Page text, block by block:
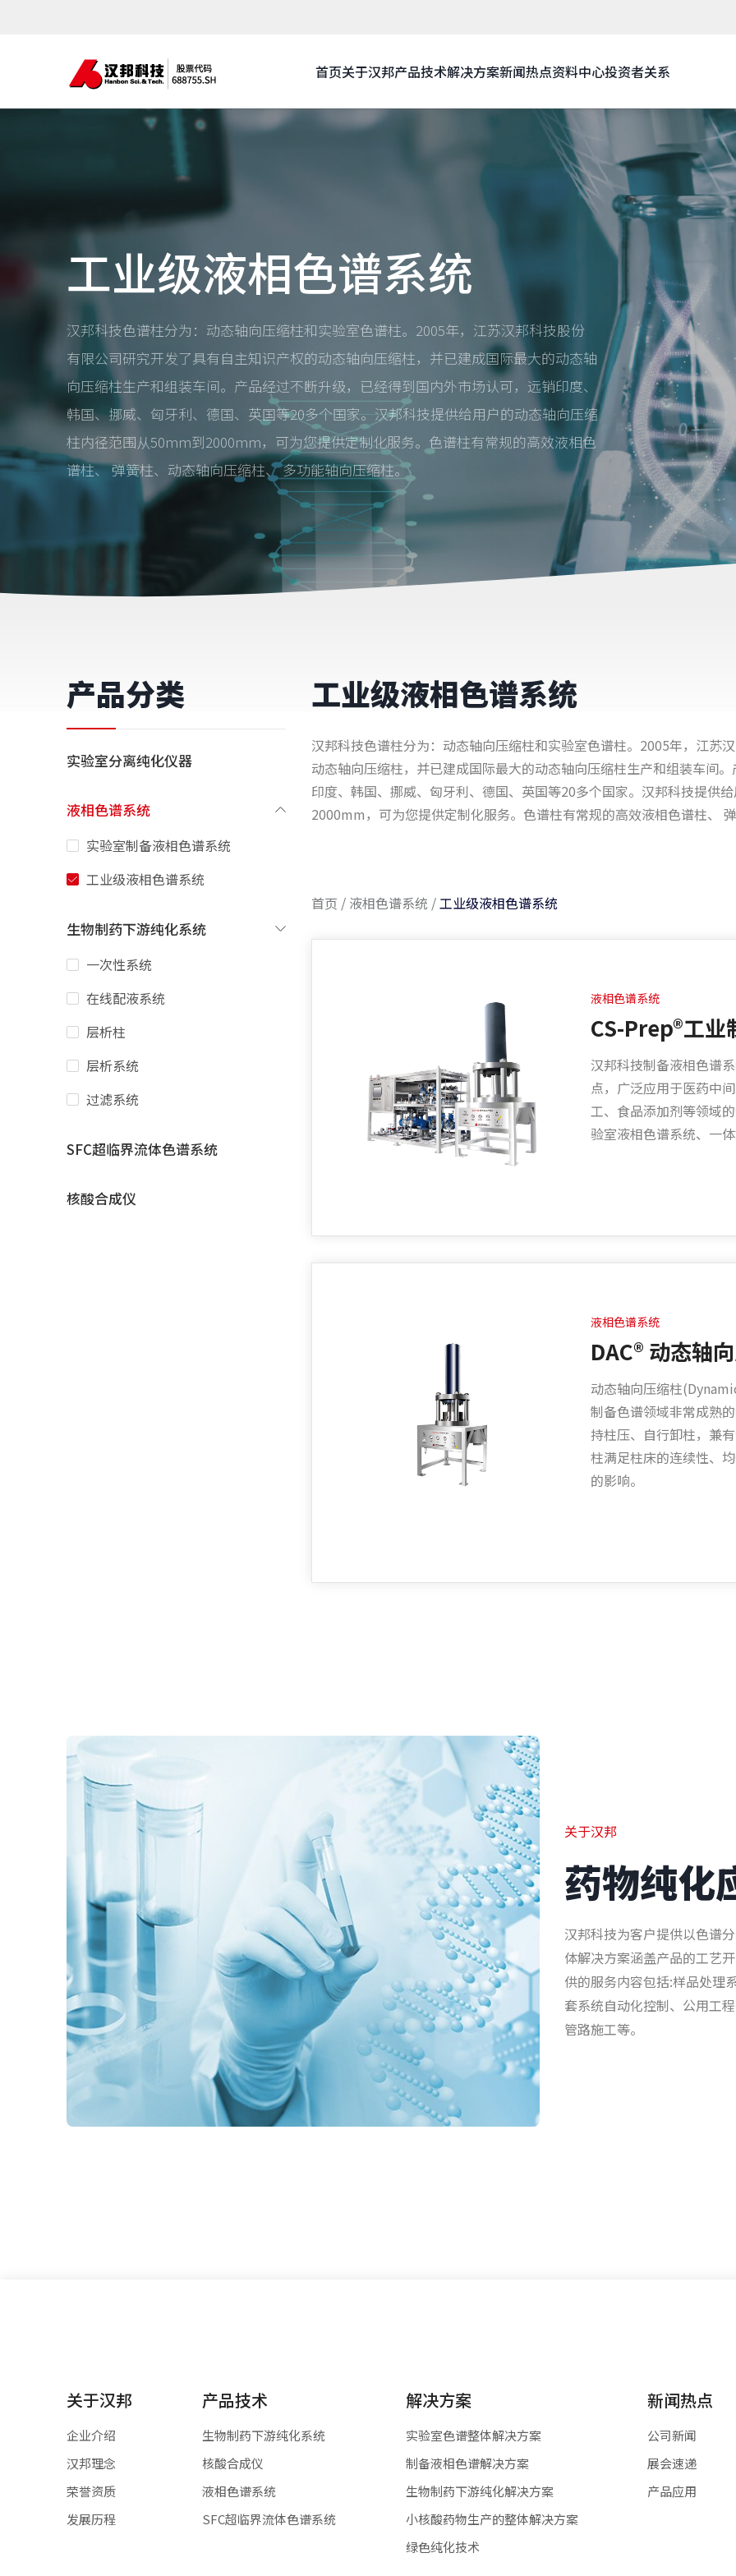
首页关于汉邦产品技术解决方案新闻热点资料中心投资者关系
工业级液相色谱系统
汉邦科技色谱柱分为：动态轴向压缩柱和实验室色谱柱。2005年，江苏汉邦科技股份
有限公司研究开发了具有自主知识产权的动态轴向压缩柱，并已建成国际最大的动态轴
向压缩柱生产和组装车间。产品经过不断升级，已经得到国内外市场认可，远销印度、
韩国、挪威、匈牙利、德国、英国等20多个国家。汉邦科技提供给用户的动态轴向压缩
柱内径范围从50mm到2000mm，可为您提供定制化服务。色谱柱有常规的高效液相色
谱柱、 弹簧柱、动态轴向压缩柱、 多功能轴向压缩柱。
产品分类
实验室分离纯化仪器
液相色谱系统
实验室制备液相色谱系统
工业级液相色谱系统
生物制药下游纯化系统
一次性系统
在线配液系统
层析柱
层析系统
过滤系统
SFC超临界流体色谱系统
核酸合成仪
工业级液相色谱系统
汉邦科技色谱柱分为：动态轴向压缩柱和实验室色谱柱。2005年，江苏
动态轴向压缩柱，并已建成国际最大的动态轴向压缩柱生产和组装车间
印度、韩国、挪威、匈牙利、德国、英国等20多个国家。汉邦科技提供
2000mm，可为您提供定制化服务。色谱柱有常规的高效液相色谱柱、
首页 / 液相色谱系统 /工业级液相色谱系统
液相色谱系统
CS-Prep®工业
汉邦科技制备液相色谱
点，广泛应用于医药中
工、食品添加剂等领域
验室液相色谱系统、一
液相色谱系统
DAC® 动态轴
动态轴向压缩柱
制备色谱领域非常成熟
持柱压、自行卸柱，兼
柱满足柱床的连续性、
的影响。
关于汉邦
药物纯化
汉邦科技为客户提供以色谱
体解决方案涵盖产品的工艺
供的服务内容包括:样品处理
套系统自动化控制、公用工
管路施工等。
电话号码
0517-83706900
sales@hanbon.com.cn
电话号码
0517-83706900
关于汉邦
企业介绍
汉邦理念
荣誉资质
发展历程
产品技术
生物制药下游纯化系统
核酸合成仪
液相色谱系统
SFC超临界流体色谱系统
解决方案
实验室色谱整体解决方案
制备液相色谱解决方案
生物制药下游纯化解决方案
小核酸药物生产的整体解决方案
绿色纯化技术
新闻热点
公司新闻
展会速递
产品应用